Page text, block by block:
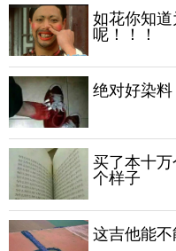
如花你知
呢！！！
绝对好染料
买了本十
个样子
这吉他能